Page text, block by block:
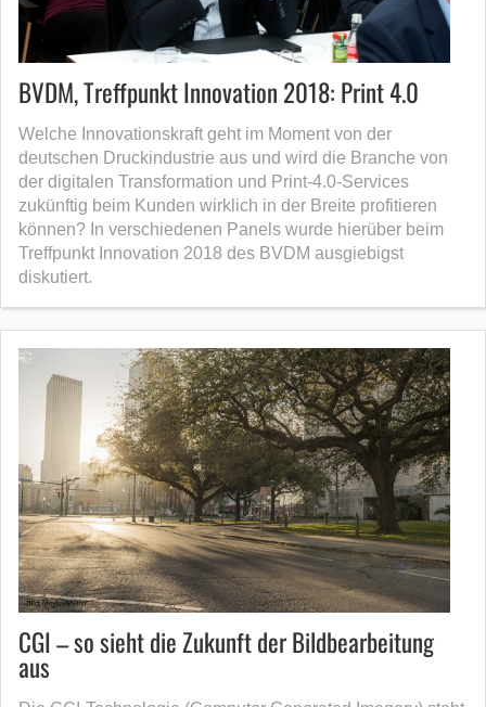
BVDM, Treffpunkt Innovation 2018: Print 4.0
Welche Innovationskraft geht im Moment von der
deutschen Druckindustrie aus und wird die Branche von
der digitalen Transformation und Print-4.0-Services
zukünftig beim Kunden wirklich in der Breite profitieren
können? In verschiedenen Panels wurde hierüber beim
Treffpunkt Innovation 2018 des BVDM ausgiebigst
diskutiert.
CGI – so sieht die Zukunft der Bildbearbeitung
aus